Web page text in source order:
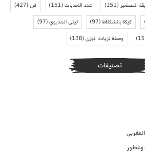
التحضير(151) عدد الاصابات(151) فن(427)
كيكة بالشكلاط(97) ليلى الحديوي(97)
وصفة لزيادة الوزن(138)
تصنيفات